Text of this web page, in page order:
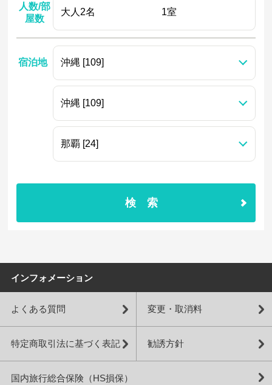
人数/部
屋数
宿泊地
検索
インフォメーション
よくある質問 変更・取消料
特定商取引法に基づく表記 勧誘方針
国内旅行総合保険（HS損保）